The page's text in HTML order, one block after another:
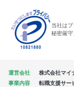
当社は
秘密厳守
運営会社
株式会社マイ
事業内容
転職支援サー